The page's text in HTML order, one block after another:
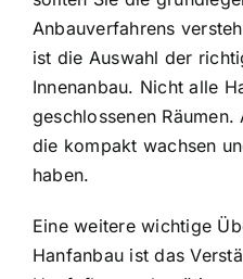
Anbauverfahrens
ist die Auswahl der
Innenanbau. Nicht alle
geschlossenen
die kompakt wachsen
haben.
Eine weitere wichtige
Hanfanbau ist das